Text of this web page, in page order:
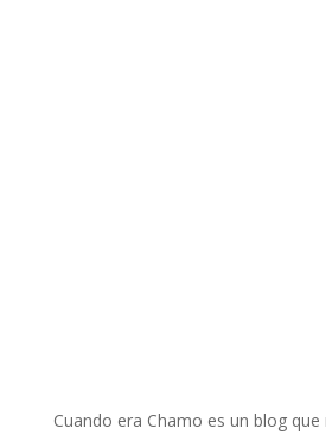
Cuando era Chamo es un blog